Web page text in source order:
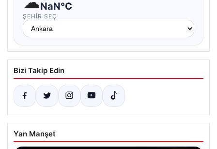
NaN°C
ŞEHIR SEÇ
Bizi Takip Edin
Yan Manşet